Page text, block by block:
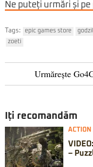
Ne puteți urmări și
Tags: epic games store
zoeti
Urmărește
Iți recomandăm
ACTION
–